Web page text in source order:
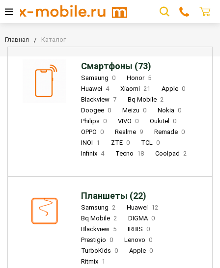
Главная Каталог
Смартфоны (73)
Samsung 0 Honor 5
Huawei 4 Xiaomi 21 Apple 0
Blackview 7 Bq Mobile 2
Doogee 0 Meizu 0 Nokia 0
Philips 0 VIVO 0 Oukitel
0
OPPO 0 Realme 9 Remade 0
INOI 1 ZTE 0 TCL 0
Infinix 4 Tecno 18 Coolpad 2
Планшеты (22)
Samsung 2 Huawei 12
Bq Mobile 2 DIGMA 0
Blackview 5 IRBIS 0
Prestigio 0 Lenovo 0
TurboKids 0 Apple 0
Ritmix 1